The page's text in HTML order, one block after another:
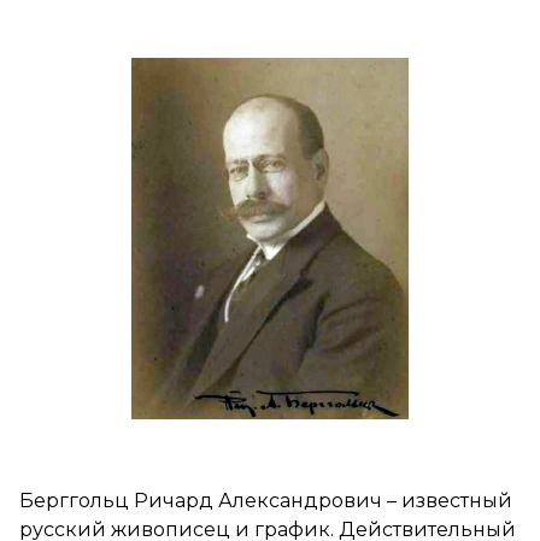
Берггольц Ричард Александрович – известный
русский живописец и график. Действительный